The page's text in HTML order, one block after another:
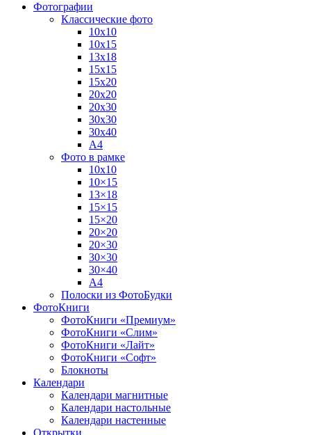
Фотографии
Классические фото
10х10
10х15
13х18
15х15
15х20
20х20
20х30
30х30
30х40
А4
Фото в рамке
10х10
10×15
13×18
15×15
15×20
20×20
20×30
30×30
30×40
A4
Полоски из ФотоБудки
ФотоКниги
ФотоКниги «Премиум»
ФотоКниги «Слим»
ФотоКниги «Лайт»
ФотоКниги «Софт»
Блокноты
Календари
Календари магнитные
Календари настольные
Календари настенные